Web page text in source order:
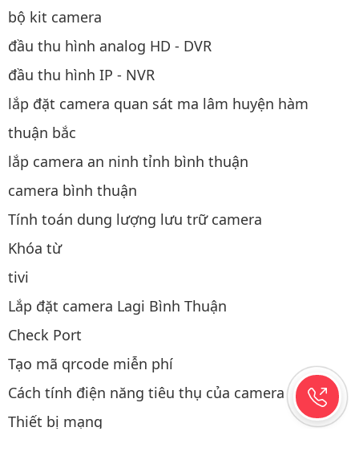
bộ kit camera
đầu thu hình analog HD - DVR
đầu thu hình IP - NVR
lắp đặt camera quan sát ma lâm huyện hàm
thuận bắc
lắp camera an ninh tỉnh bình thuận
camera bình thuận
Tính toán dung lượng lưu trữ camera
Khóa từ
tivi
Lắp đặt camera Lagi Bình Thuận
Check Port
Tạo mã qrcode miễn phí
Cách tính điện năng tiêu thụ của camera
Thiết bị mạng